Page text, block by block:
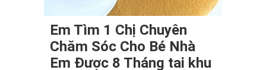
Em Tìm 1 Chị Chuyên
Chăm Sóc Cho Bé Nhà
Em Được 8 Tháng tai khu